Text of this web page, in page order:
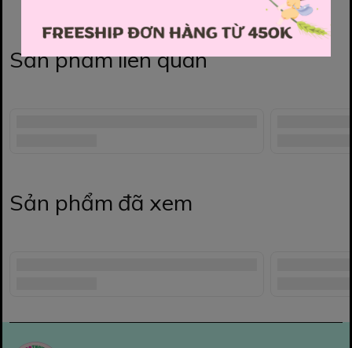
Sản phẩm liên quan
Sản phẩm đã xem